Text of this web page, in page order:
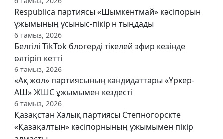
Respublica партиясы «Шымкентмай» кәсіпорын
ұжымының ұсыныс-пікірін тыңдады
6 тамыз, 2026
Белгілі TikTok блогерді тікелей эфир кезінде
өлтіріп кетті
6 тамыз, 2026
«Ақ жол» партиясының кандидаттары «Үркер-
АШ» ЖШС ұжымымен кездесті
6 тамыз, 2026
Қазақстан Халық партиясы Степногорскте
«Қазақалтын» кәсіпорнының ұжымымен пікір